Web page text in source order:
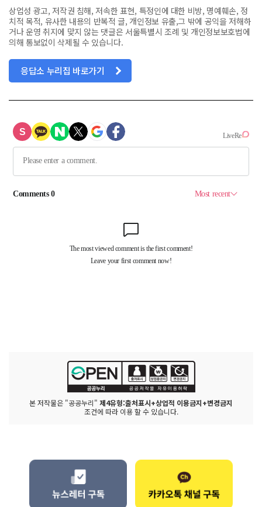
상업성 광고, 저작권 침해, 저속한 표현, 특정인에 대한 비방, 명예훼손, 정
치적 목적, 유사한 내용의 반복적 글, 개인정보 유출,그 밖에 공익을 저해하
거나 운영 취지에 맞지 않는 댓글은 서울특별시 조례 및 개인정보보호법에
의해 통보없이 삭제될 수 있습니다.
응답소 누리집 바로가기
본 저작물은 "공공누리" 제4유형:출처표시+상업적 이용금지+변경금지
조건에 따라 이용 할 수 있습니다.